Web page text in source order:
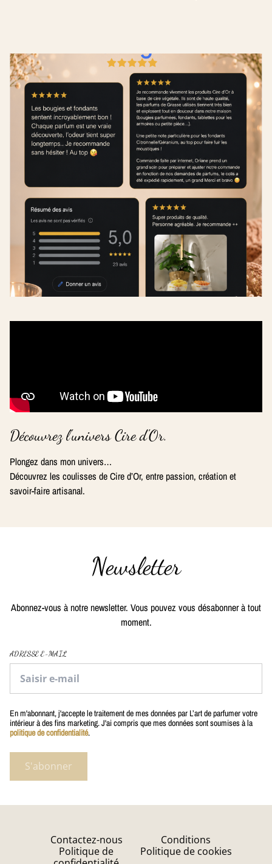
Découvrez l'univers Cire d'Or.
Plongez dans mon univers…
Découvrez les coulisses de Cire d’Or, entre passion, création et
savoir-faire artisanal.
Newsletter
Abonnez-vous à notre newsletter. Vous pouvez vous désabonner à tout
moment.
ADRESSE E-MAIL
En m'abonnant, j'accepte le traitement de mes données par L’art de parfumer votre
intérieur à des fins marketing. J'ai compris que mes données sont soumises à la
politique de confidentialité.
S'abonner
Contactez-nous
Conditions
Politique de
Politique de cookies